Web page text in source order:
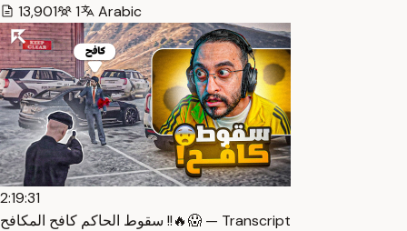
13,901
1 Arabic
2:19:31
سقوط الحاكم كافح المكافح !!🔥😱 — Transcript